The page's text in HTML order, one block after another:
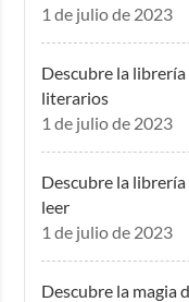
1 de julio de 2023
Descubre la
literarios
1 de julio de 2023
Descubre la
leer
1 de julio de 2023
Descubre la magia